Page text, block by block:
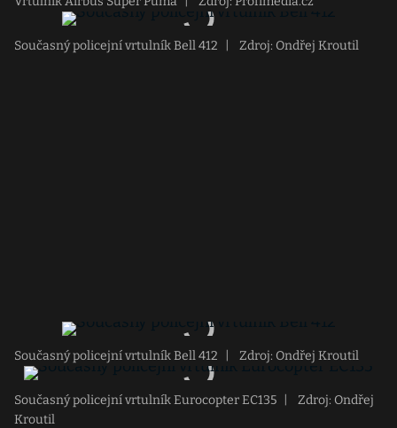
Současný policejní vrtulník Bell 412 Zdroj: Ondřej Kroutil
Současný policejní vrtulník Bell 412 Zdroj: Ondřej Kroutil
Současný policejní vrtulník Eurocopter EC135
Zdroj: Ondřej
Kroutil